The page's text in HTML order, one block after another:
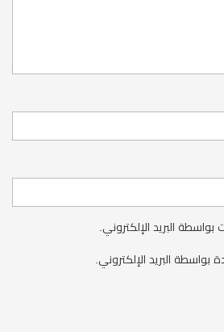
بواسطة البريد الإلكتروني.
بواسطة البريد الإلكتروني.